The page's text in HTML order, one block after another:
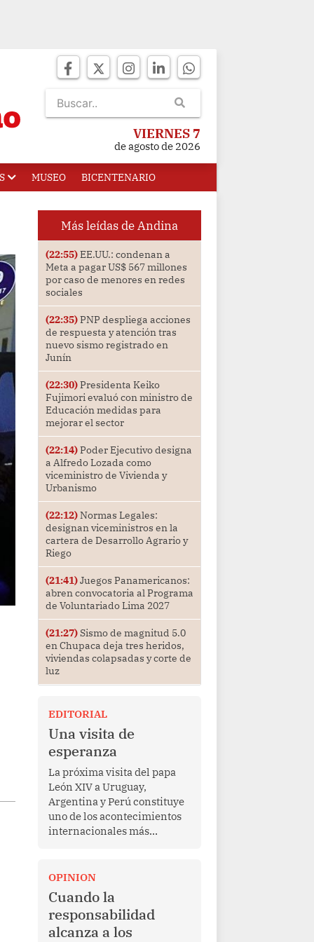
VIERNES 7
de agosto de 2026
MUSEO BICENTENARIO
Más leídas de Andina
(22:55)EE.UU.: condenan a
Meta a pagar US$ 567 millones
por caso de menores en redes
sociales
(22:35)PNP despliega acciones
de respuesta y atención tras
nuevo sismo registrado en
Junín
(22:30)Presidenta Keiko
Fujimori evaluó con ministro de
Educación medidas para
mejorar el sector
(22:14)Poder Ejecutivo designa
a Alfredo Lozada como
viceministro de Vivienda y
Urbanismo
(22:12)Normas Legales:
designan viceministros en la
cartera de Desarrollo Agrario y
Riego
(21:41)Juegos Panamericanos:
abren convocatoria al Programa
de Voluntariado Lima 2027
(21:27)Sismo de magnitud 5.0
en Chupaca deja tres heridos,
viviendas colapsadas y corte de
luz
EDITORIAL
Una visita de
esperanza
La próxima visita del papa
León XIV a Uruguay,
Argentina y Perú constituye
uno de los acontecimientos
internacionales más
Más allá de su dimensión
religiosa, esta gira
representa una oportunidad
para reafirmar el valor del
diálogo, fortalecer los
OPINION
Cuando la
responsabilidad
alcanza a los